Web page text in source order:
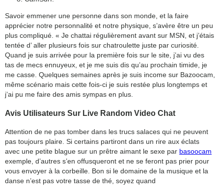
Savoir emmener une personne dans son monde, et la faire
apprécier notre personnalité et notre physique, s’avère être un peu
plus compliqué. « Je chattai régulièrement avant sur MSN, et j’étais
tentée d’ aller plusieurs fois sur chatroulette juste par curiosité.
Quand je suis arrivée pour la première fois sur le site, j’ai vu des
tas de mecs ennuyeux, et je me suis dis qu’au prochain timide, je
me casse. Quelques semaines après je suis income sur Bazoocam,
même scénario mais cette fois-ci je suis restée plus longtemps et
j’ai pu me faire des amis sympas en plus.
Avis Utilisateurs Sur Live Random Video Chat
Attention de ne pas tomber dans les trucs salaces qui ne peuvent
pas toujours plaire. Si certains partiront dans un rire aux éclats
avec une petite blague sur un prêtre aimant le sexe par basoocam
exemple, d’autres s’en offusqueront et ne se feront pas prier pour
vous envoyer à la corbeille. Bon si le domaine de la musique et la
danse n’est pas votre tasse de thé, soyez quand